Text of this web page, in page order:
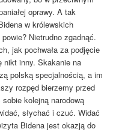
oprawy. A tak
w królewskich
Nietrudno zgadnąć.
jak pochwała za podjęcie
nikt inny. Skakanie na
polską specjalnością, a im
rozpęd bierzemy przed
kolejną narodową
słychać i czuć. Widać
Bidena jest okazją do